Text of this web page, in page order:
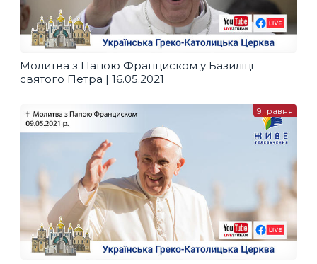
Молитва з Папою Франциском у Базиліці
святого Петра | 16.05.2021
9 травня